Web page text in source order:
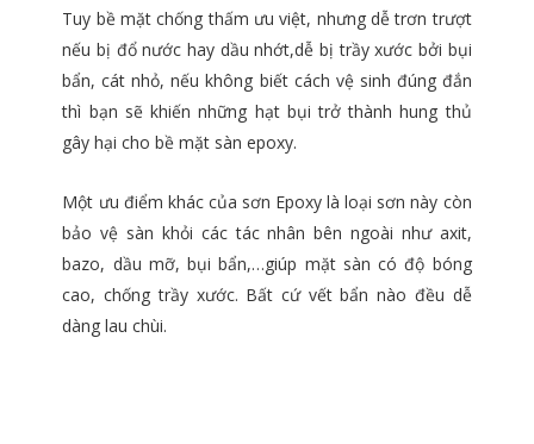
Tuy bề mặt chống thấm ưu việt, nhưng dễ trơn trượt
nếu bị đổ nước hay dầu nhớt,dễ bị trầy xước bởi bụi
bẩn, cát nhỏ, nếu không biết cách vệ sinh đúng đắn
thì bạn sẽ khiến những hạt bụi trở thành hung thủ
gây hại cho bề mặt sàn epoxy.
Một ưu điểm khác của sơn Epoxy là loại sơn này còn
bảo vệ sàn khỏi các tác nhân bên ngoài như axit,
bazo, dầu mỡ, bụi bẩn,…giúp mặt sàn có độ bóng
cao, chống trầy xước. Bất cứ vết bẩn nào đều dễ
dàng lau chùi.